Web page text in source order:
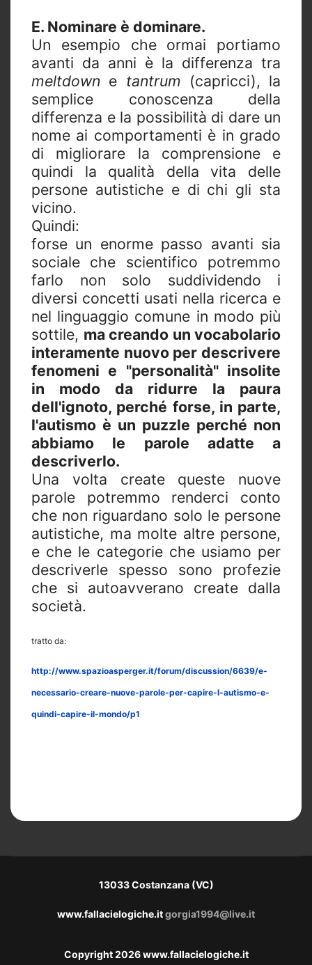
E. Nominare è dominare.
Un esempio che ormai portiamo
avanti da anni è la differenza tra
meltdown e tantrum (capricci), la
semplice conoscenza della
differenza e la possibilità di dare un
nome ai comportamenti è in grado
di migliorare la comprensione e
quindi la qualità della vita delle
persone autistiche e di chi gli sta
vicino.
Quindi:
forse un enorme passo avanti sia
sociale che scientifico potremmo
farlo non solo suddividendo i
diversi concetti usati nella ricerca e
nel linguaggio comune in modo più
sottile, ma creando un vocabolario
interamente nuovo per descrivere
fenomeni e "personalità" insolite
in modo da ridurre la paura
dell'ignoto, perché forse, in parte,
l'autismo è un puzzle perché non
abbiamo le parole adatte a
descriverlo.
Una volta create queste nuove
parole potremmo renderci conto
che non riguardano solo le persone
autistiche, ma molte altre persone,
e che le categorie che usiamo per
descriverle spesso sono profezie
che si autoavverano create dalla
società.
tratto da:
http://www.spazioasperger.it/forum/discussion/6639/e-
necessario-creare-nuove-parole-per-capire-l-autismo-e-
quindi-capire-il-mondo/p1
13033 Costanzana (VC)
www.fallacielogiche.itgorgia1994@live.it
Copyright 2026 www.fallacielogiche.it